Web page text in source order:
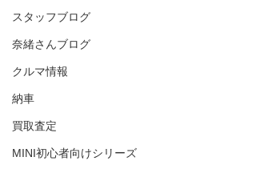
スタッフブログ
奈緒さんブログ
クルマ情報
納車
買取査定
MINI初心者向けシリーズ